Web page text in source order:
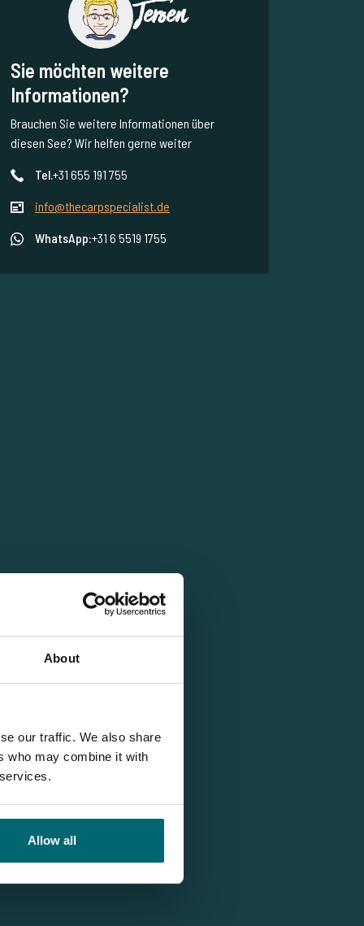
About
our traffic. We also share
who may combine it with
Allow all
Jeroen
Sie möchten weitere
Informationen?
Brauchen Sie weitere Informationen über
diesen See? Wir helfen gerne weiter
Tel.+31 655 191 755
info@thecarpspecialist.de
WhatsApp:+31 6 5519 1755